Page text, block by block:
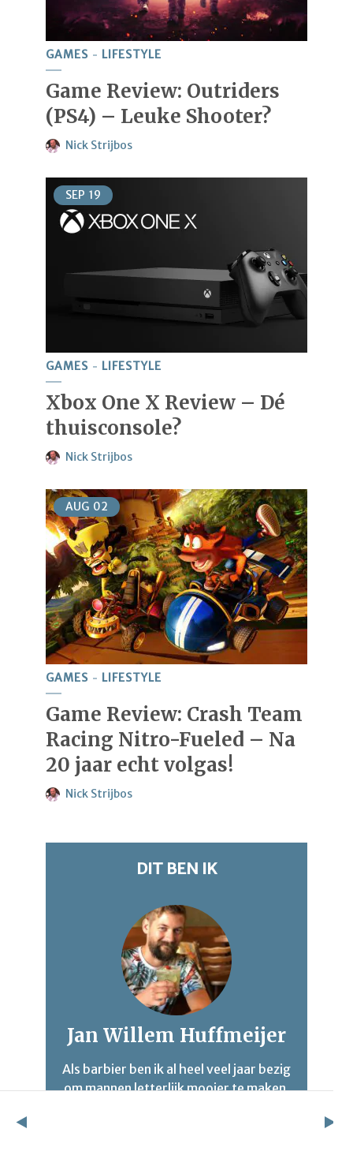
GAMES LIFESTYLE
Game Review: Outriders
(PS4) – Leuke Shooter?
Nick Strijbos
SEP 19
GAMES LIFESTYLE
Xbox One X Review – Dé
thuisconsole?
Nick Strijbos
AUG 02
GAMES LIFESTYLE
Game Review: Crash Team
Racing Nitro-Fueled – Na
20 jaar echt volgas!
Nick Strijbos
DIT BEN IK
Jan Willem Huffmeijer
Als barbier ben ik al heel veel jaar bezig
om mannen letterlijk mooier te maken.